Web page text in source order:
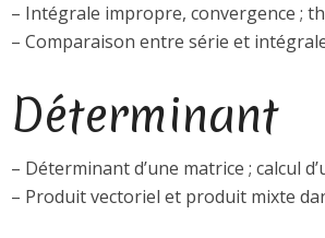
– Intégrale impropre, convergence ;
– Comparaison entre série et
Déterminant
– Déterminant d’une matrice ; calcul
– Produit vectoriel et produit mixte